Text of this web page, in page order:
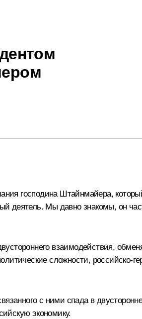
господина Штайнмайера,
деятель. Мы давно знакомы, он
взаимодействия,
сложности, российско-
с ними спада в
экономику.